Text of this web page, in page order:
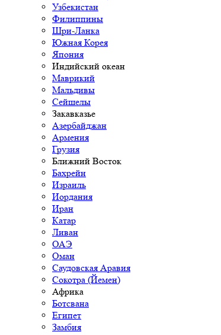
Узбекистан
Филиппины
Шри-Ланка
Южная Корея
Япония
Индийский океан
Маврикий
Мальдивы
Сейшелы
Закавказье
Азербайджан
Армения
Грузия
Ближний Восток
Бахрейн
Израиль
Иордания
Иран
Катар
Ливан
ОАЭ
Оман
Саудовская Аравия
Сокотра (Йемен)
Африка
Ботсвана
Египет
Замбия